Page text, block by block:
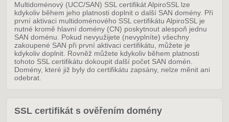
Multidoménový (UCC/SAN) SSL certifikát AlpiroSSL lze
kdykoliv během jeho platnosti doplnit o další SAN domény. Při
první aktivaci multidoménového SSL certifikátu AlpiroSSL je
nutné kromě hlavní domény (CN) poskytnout alespoň jednu
SAN doménu. Pokud nevyužijete (nevyplníte) všechny
zakoupené SAN při první aktivaci certifikátu, můžete je
kdykoliv doplnit. Rovněž můžete kdykoliv během platnosti
tohoto SSL certifikátu dokoupit další počet SAN domén.
Domény, které již byly do certifikátu zapsány, nelze měnit ani
odebrat.
SSL certifikát s ověřením domény